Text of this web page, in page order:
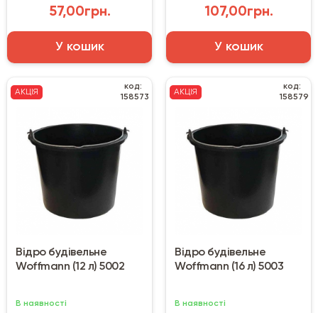
57,00грн.
У кошик
107,00грн.
У кошик
АКЦІЯ
код:
158573
Відро будівельне
Woffmann (12 л) 5002
В наявності
АКЦІЯ
код:
158579
Відро будівельне
Woffmann (16 л) 5003
В наявності